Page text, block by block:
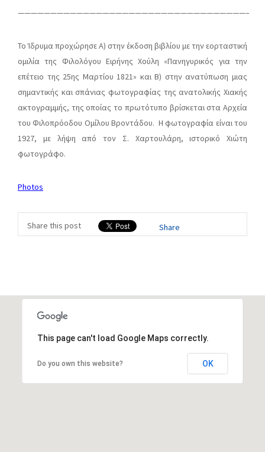
———————————————————————————————————–
Το Ίδρυμα προχώρησε A) στην έκδοση βιβλίου με την εορταστική
ομιλία της Φιλολόγου Ειρήνης Χούλη «Πανηγυρικός για την
επέτειο της 25ης Μαρτίου 1821» και Β) στην ανατύπωση μιας
σημαντικής και σπάνιας φωτογραφίας της ανατολικής Χιακής
ακτογραμμής, της οποίας το πρωτότυπο βρίσκεται στα Αρχεία
του Φιλοπρόοδου Ομίλου Βροντάδου. Η φωτογραφία είναι του
1927, με λήψη από τον Σ. Χαρτουλάρη, ιστορικό Χιώτη
φωτογράφο.
Photos
Share this post Share
This page can't load Google Maps correctly.
Do you own this website? OK